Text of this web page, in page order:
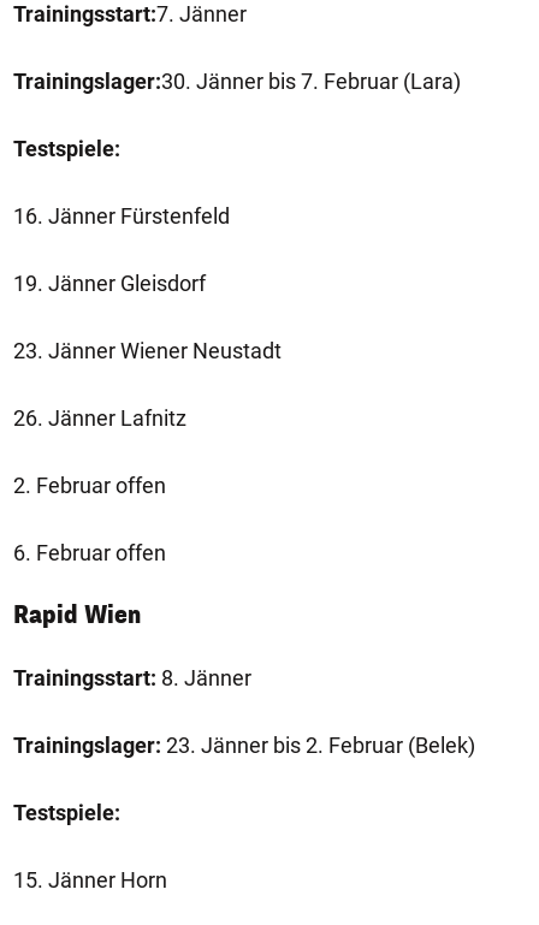
Trainingsstart:7. Jänner
Trainingslager:30. Jänner bis 7. Februar (Lara)
Testspiele:
16. Jänner Fürstenfeld
19. Jänner Gleisdorf
23. Jänner Wiener Neustadt
26. Jänner Lafnitz
2. Februar offen
6. Februar offen
Rapid Wien
Trainingsstart: 8. Jänner
Trainingslager: 23. Jänner bis 2. Februar (Belek)
Testspiele:
15. Jänner Horn